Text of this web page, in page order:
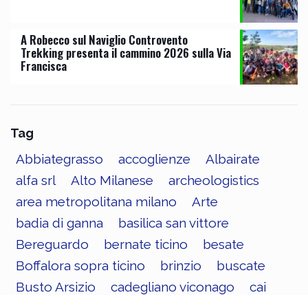
A Robecco sul Naviglio Controvento
Trekking presenta il cammino 2026 sulla Via
Francisca
Tag
Abbiategrasso accoglienze
Albairate
alfa srl
Alto Milanese
archeologistics
area metropolitana milano
Arte
badia di ganna
basilica san vittore
Bereguardo
bernate ticino
besate
Boffalora sopra ticino
brinzio
buscate
Busto Arsizio
cadegliano viconago
cai